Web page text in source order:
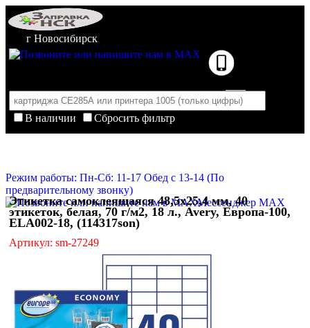
г Новосибирск
В наличии
Сбросить фильтр
Корзина пуста
Режим работы: Пн-Сб: 11-17 Обед с 13-14 (По
предварительному звонку)
Мессенджер MAX
Этикетка самоклеящаяся 48,5х25,4 мм, 40
этикеток, белая, 70 г/м2, 18 л., Avery, Европа-100,
ELA002-18, (114317son)
Артикул: sm-27249